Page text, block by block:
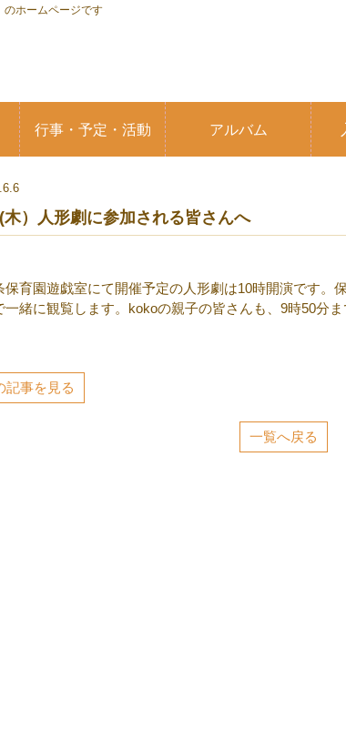
のホームページです
行事・予定・活動 アルバム
木）人形劇に参加される皆さんへ
保育園遊戯室にて開催予定の人形劇は10時開演です。
一緒に観覧します。kokoの親子の皆さんも、9時50分
記事を見る
一覧へ戻る